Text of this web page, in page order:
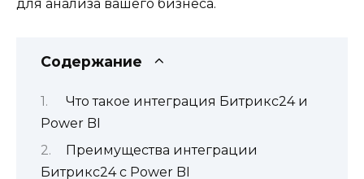
для анализа вашего бизнеса.
Содержание
Что такое интеграция Битрикс24 и
Power BI
Преимущества интеграции
Битрикс24 с Power BI